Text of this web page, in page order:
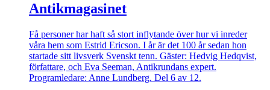
Antikmagasinet
Få personer har haft så stort inflytande över hur vi inreder
våra hem som Estrid Ericson. I år är det 100 år sedan hon
startade sitt livsverk Svenskt tenn. Gäster: Hedvig Hedqvist,
författare, och Eva Seeman, Antikrundans expert.
Programledare: Anne Lundberg. Del 6 av 12.